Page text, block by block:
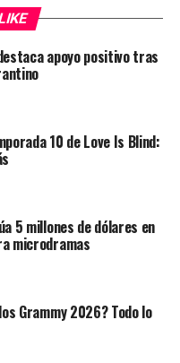
apoyo positivo tras
10 de Love Is Blind:
5 millones de dólares en
microdramas
Grammy 2026? Todo lo